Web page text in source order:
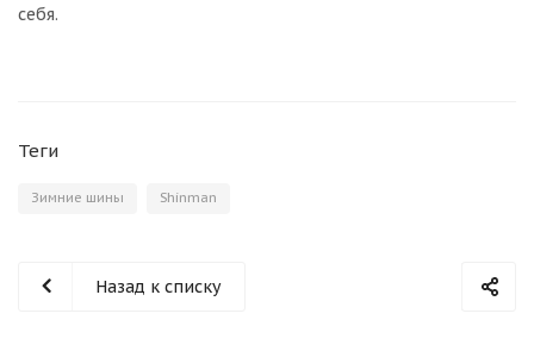
себя.
Теги
Зимние шины Shinman
Назад к списку